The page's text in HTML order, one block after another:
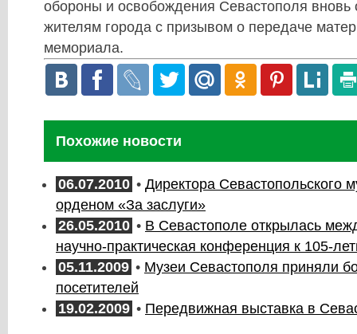
обороны и освобождения Севастополя вновь
жителям города с призывом о передаче
мемориала.
Похожие новости
06.07.2010 • Директора Севастопольского
орденом «За заслуги»
26.05.2010 • В Севастополе открылась
научно-практическая конференция к 105-
05.11.2009 • Музеи Севастополя приняли
посетителей
19.02.2009 • Передвижная выставка в